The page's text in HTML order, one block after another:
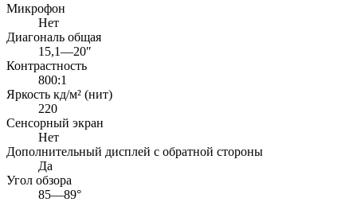
Микрофон
Нет
Диагональ общая
15,1—20″
Контрастность
800:1
Яркость кд/м² (нит)
220
Сенсорный экран
Нет
Дополнительный дисплей с обратной стороны
Да
Угол обзора
85—89°